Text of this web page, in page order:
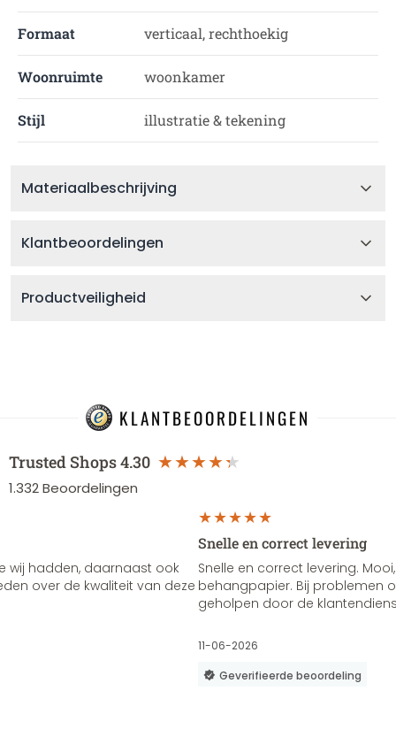
Formaat verticaal, rechthoekig
Woonruimte woonkamer
Stijl illustratie & tekening
Materiaalbeschrijving
Klantbeoordelingen
Productveiligheid
KLANTBEOORDELINGEN
Trusted Shops4.30
1.332Beoordelingen
wij hadden, daarnaast ook
over de kwaliteit van deze
Snelle en correct levering
Snelle en correct levering.
behangpapier. Bij problemen
geholpen door de
11-06-2026
Geverifieerde beoordeling